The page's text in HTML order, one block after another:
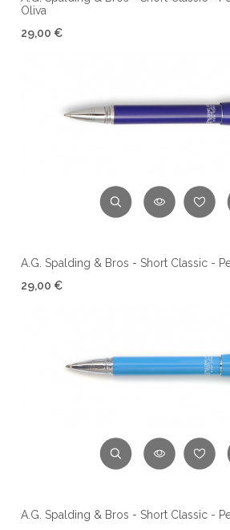
Oliva
29,00 €
A.G. Spalding & Bros - Short Classic -
29,00 €
A.G. Spalding & Bros - Short Classic -